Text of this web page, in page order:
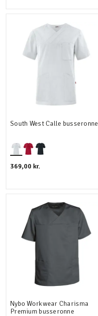
South West Calle busseronne
369,00 kr.
Nybo Workwear Charisma
Premium busseronne